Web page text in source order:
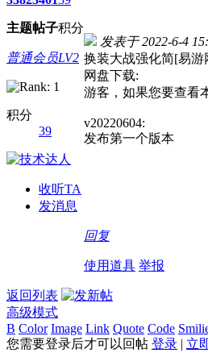
主题帖子积分
普通会员LV2
积分
39
收听TA
发消息
发表于 2022-6-4
换装大战强化简[易游
网盘下载:
游客，如果您要查看
v20220604:
发布第一个版本
回复
使用道具 举报
返回列表
高级模式
B Color Image Link Quote Code
您需要登录后才可以回帖 登录 | 立